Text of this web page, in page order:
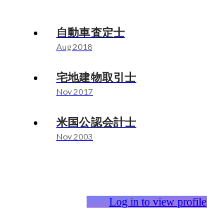
自動車査定士
Aug 2018
宅地建物取引士
Nov 2017
米国公認会計士
Nov 2003
Log in to view profile